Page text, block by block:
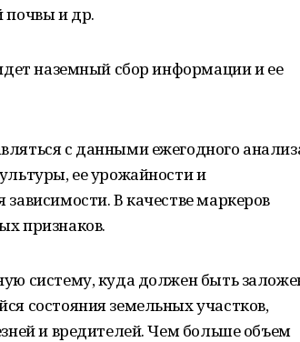
почвы и др.
наземный сбор информации и ее
с данными ежегодного
ее урожайности и
В качестве маркеров
признаков.
систему, куда должен быть
состояния земельных участков,
и вредителей. Чем больше объем